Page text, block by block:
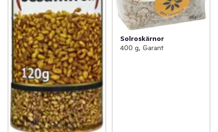
Solroskärnor
400 g, Garant